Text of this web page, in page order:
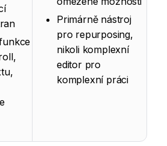
Primárně nástroj
pro repurposing,
nikoli komplexní
editor pro
komplexní práci